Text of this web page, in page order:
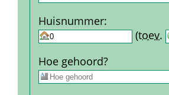
Huis­nummer:
(toev.
Hoe gehoord?